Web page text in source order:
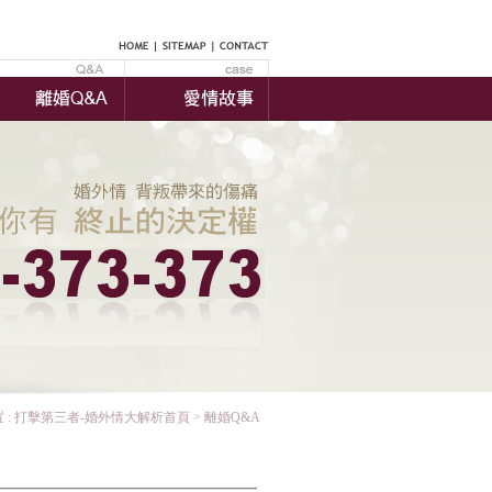
: 打擊第三者-婚外情大解析首頁 > 離婚Q&A